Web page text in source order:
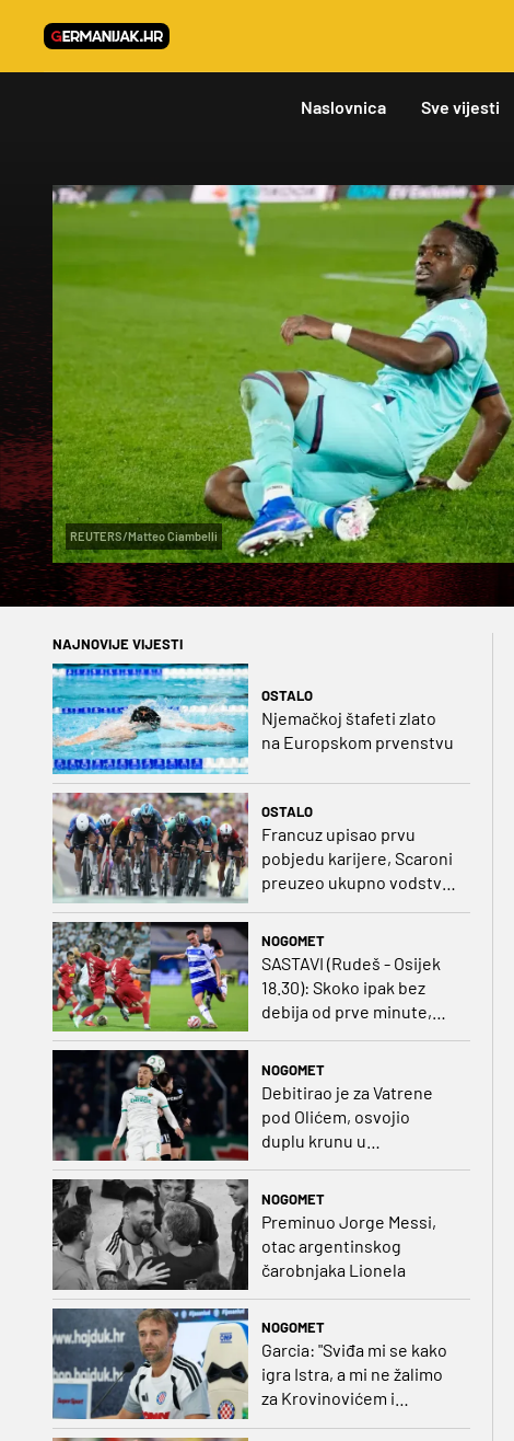
Naslovnica Sve vijesti
REUTERS/Matteo Ciambelli
NAJNOVIJE VIJESTI
OSTALO
Njemačkoj štafeti zlato
na Europskom prvenstvu
OSTALO
Francuz upisao prvu
pobjedu karijere, Scaroni
preuzeo ukupno vodstvo
NOGOMET
SASTAVI (Rudeš - Osijek
18.30): Skoko ipak bez
debija od prve minute,
gosti promijenili
prvo kolo
NOGOMET
Debitirao je za Vatrene
pod Olićem, osvojio
duplu krunu u
Rumunjskoj pa preselio
NOGOMET
Preminuo Jorge Messi,
otac argentinskog
čarobnjaka Lionela
NOGOMET
Garcia: "Sviđa mi se kako
igra Istra, a mi ne žalimo
za Krovinovićem i